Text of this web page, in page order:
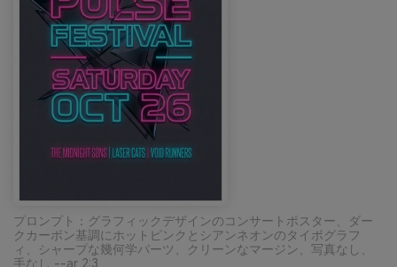
プロンプト：グラフィックデザインのコンサートポスター、ダー
クカーボン基調にホットピンクとシアンネオンのタイポグラフ
ィ、シャープな幾何学パーツ、クリーンなマージン、写真なし、
手なし --ar 2:3